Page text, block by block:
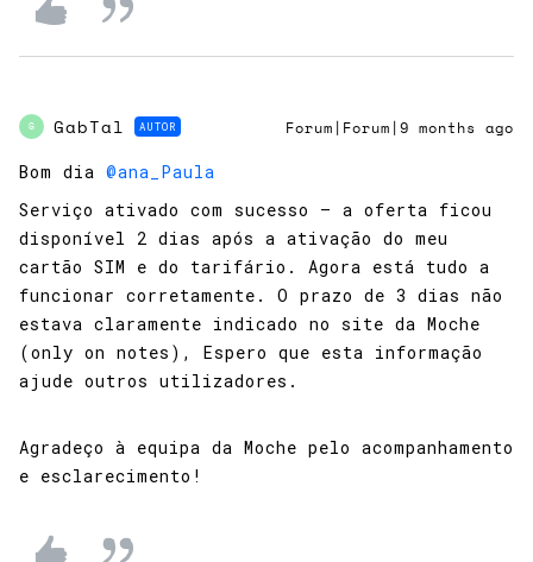
G GabTal AUTOR Forum|Forum|9 months ago
Bom dia ​ @ana_Paula
Serviço ativado com sucesso — a oferta ficou
disponível 2 dias após a ativação do meu
cartão SIM e do tarifário. Agora está tudo a
funcionar corretamente. O prazo de 3 dias não
estava claramente indicado no site da Moche
(only on notes), Espero que esta informação
ajude outros utilizadores.
Agradeço à equipa da Moche pelo acompanhamento
e esclarecimento!